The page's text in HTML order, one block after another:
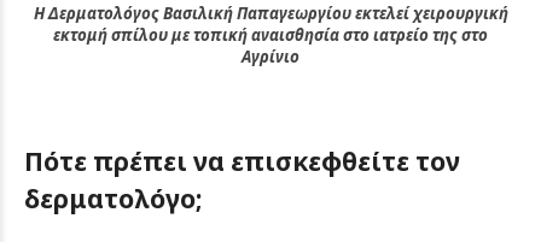
Η Δερματολόγος Βασιλική Παπαγεωργίου εκτελεί χειρουργική
εκτομή σπίλου με τοπική αναισθησία στο ιατρείο της στο
Αγρίνιο
Πότε πρέπει να επισκεφθείτε τον
δερματολόγο;